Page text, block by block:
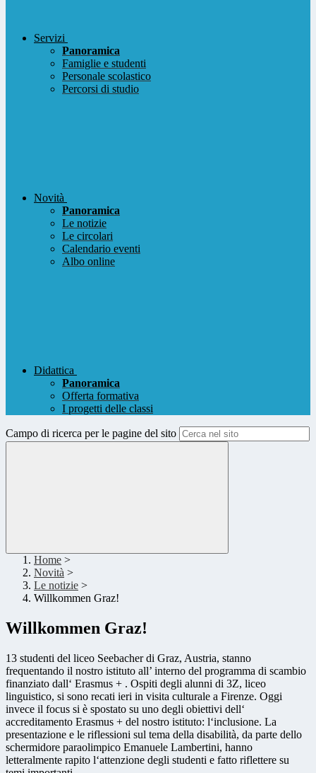
Servizi
Panoramica
Famiglie e studenti
Personale scolastico
Percorsi di studio
Novità
Panoramica
Le notizie
Le circolari
Calendario eventi
Albo online
Didattica
Panoramica
Offerta formativa
I progetti delle classi
Campo di ricerca per le pagine del sito
Home >
Novità >
Le notizie >
Willkommen Graz!
Willkommen Graz!
13 studenti del liceo Seebacher di Graz, Austria, stanno
frequentando il nostro istituto all’ interno del programma di scambio
finanziato dall‘ Erasmus + . Ospiti degli alunni di 3Z, liceo
linguistico, si sono recati ieri in visita culturale a Firenze. Oggi
invece il focus si è spostato su uno degli obiettivi dell‘
accreditamento Erasmus + del nostro istituto: l‘inclusione. La
presentazione e le riflessioni sul tema della disabilità, da parte dello
schermidore paraolimpico Emanuele Lambertini, hanno
letteralmente rapito l‘attenzione degli studenti e fatto riflettere su